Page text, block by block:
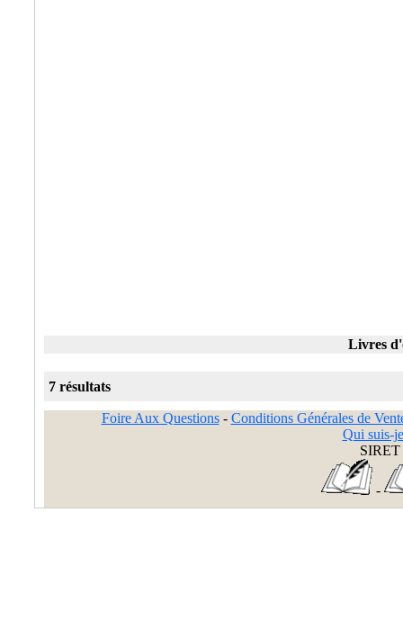
Livres
7 résultats
Foire Aux Questions- Conditions Générales de
Qui suis-
SIRET
-